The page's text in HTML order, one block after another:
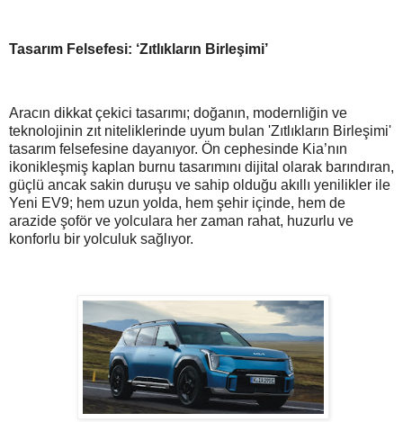
Tasarım Felsefesi: ‘Zıtlıkların Birleşimi’
Aracın dikkat çekici tasarımı; doğanın, modernliğin ve
teknolojinin zıt niteliklerinde uyum bulan 'Zıtlıkların Birleşimi'
tasarım felsefesine dayanıyor. Ön cephesinde Kia’nın
ikonikleşmiş kaplan burnu tasarımını dijital olarak barındıran,
güçlü ancak sakin duruşu ve sahip olduğu akıllı yenilikler ile
Yeni EV9; hem uzun yolda, hem şehir içinde, hem de
arazide şoför ve yolculara her zaman rahat, huzurlu ve
konforlu bir yolculuk sağlıyor.